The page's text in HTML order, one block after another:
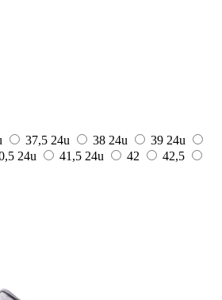
37,5 24u 38 24u 39 24u
24u 41,5 24u 42
42,5